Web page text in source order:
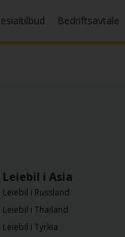
Bedriftsavtale
Leiebil i Asia
Leiebil i Russland
Leiebil i Thailand
Leiebil i Tyrkia